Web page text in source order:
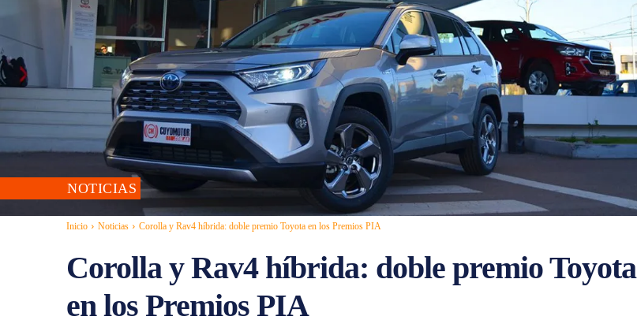
NOTICIAS
Inicio Noticias Corolla y Rav4 híbrida: doble premio Toyota en los Premios PIA
Corolla y Rav4 híbrida: doble premio Toyota
en los Premios PIA